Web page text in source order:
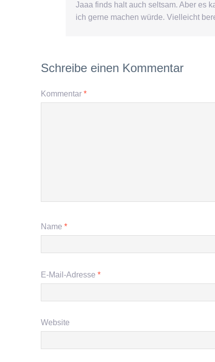
Jaaa finds halt auch seltsam. Aber es
ich gerne machen würde. Vielleicht
Schreibe einen Kommentar
Kommentar *
Name *
E-Mail-Adresse *
Website